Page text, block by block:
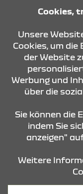
Datenschutz
Cookies,
Unsere
Cookies, um
der Website
Werbung und
über die
Sie können die
indem Sie
anzeigen"
Weitere